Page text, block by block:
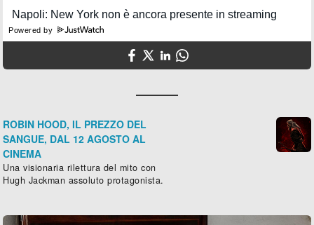
Powered by
ROBIN HOOD, IL PREZZO DEL
SANGUE, DAL 12 AGOSTO AL
CINEMA
Una visionaria rilettura del mito con
Hugh Jackman assoluto protagonista.